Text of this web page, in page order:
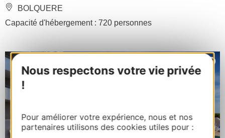
Nous respectons votre vie privée
!
Pour améliorer votre expérience, nous et nos
partenaires utilisons des cookies utiles pour :
BOLQUERE
Capacité d'hébergement : 720 personnes